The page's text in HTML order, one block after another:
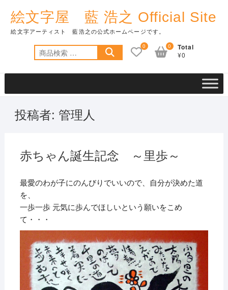
content
絵文字屋 藍 浩之 Official Site
絵文字アーティスト 藍浩之の公式ホームページです。
索
対
0 Total
¥0
0
投稿者: 管理人
赤ちゃん誕生記念 ～里歩～
最愛のわが子にのんびりでいいので、自分が決めた道
を、
一歩一歩 元気に歩んでほしいという願いをこめ
て・・・